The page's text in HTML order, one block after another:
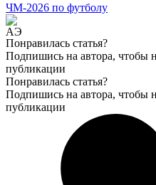
ЧМ-2026 по футболу
Понравилась статья?
Подпишись на автора, чтобы
публикации
Понравилась статья?
Подпишись на автора, чтобы
публикации